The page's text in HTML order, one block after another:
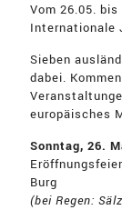
Vom 26.05.
Internationale
Sieben
dabei.
europäisches
Sonntag, 26.
Burg
(bei Regen: